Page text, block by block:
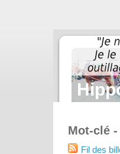
Mot-clé
Fil des